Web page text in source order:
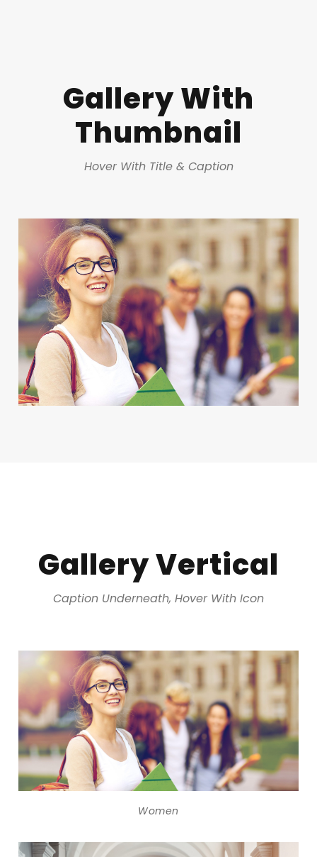
Gallery With
Thumbnail
Hover With Title & Caption
Gallery Vertical
Caption Underneath, Hover With Icon
Women